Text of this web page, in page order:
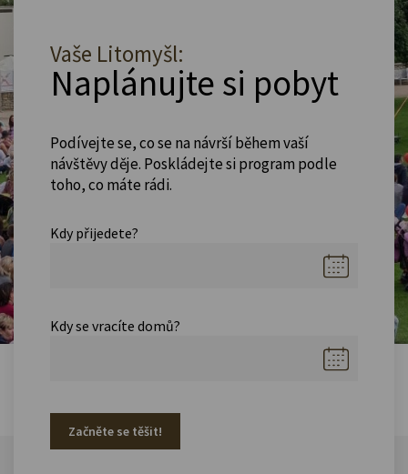
Vaše Litomyšl:
Naplánujte si pobyt
Podívejte se, co se na návrší během vaší
návštěvy děje. Poskládejte si program podle
toho, co máte rádi.
Kdy přijedete?
Kdy se vracíte domů?
Začněte se těšit!